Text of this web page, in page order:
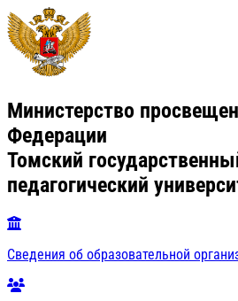
Министерство
Федерации
Томский
педагогический
Сведения об образовательной